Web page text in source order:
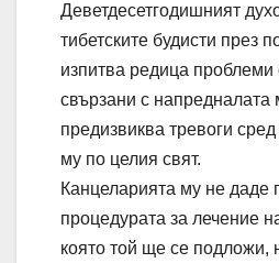
Деветдесетгодишният
тибетските будисти през
изпитва редица проблеми
свързани с напредналата
предизвиква тревоги
му по целия свят.
Канцеларията му не даде
процедурата за лечение
която той ще се подложи,